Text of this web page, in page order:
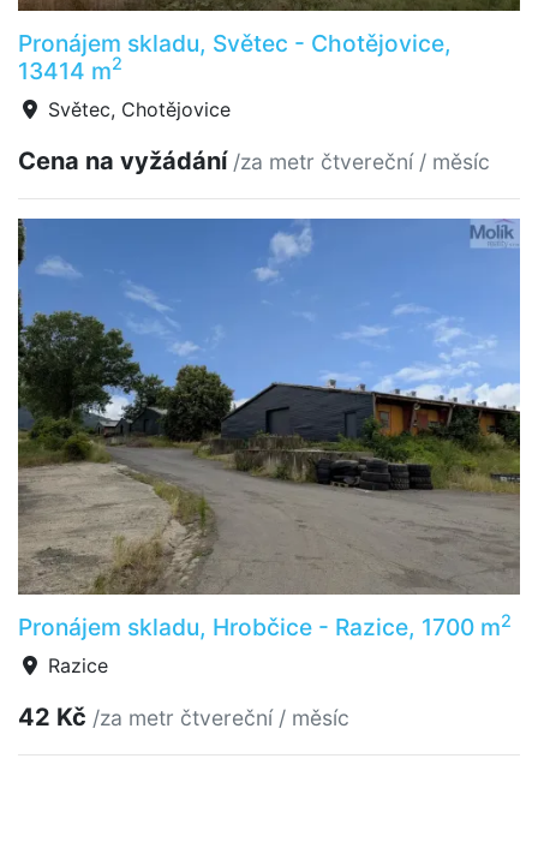
Pronájem skladu, Světec - Chotějovice,
13414 m2
Světec, Chotějovice
Cena na vyžádání /za metr čtvereční / měsíc
Pronájem skladu, Hrobčice - Razice, 1700 m2
Razice
42 Kč /za metr čtvereční / měsíc